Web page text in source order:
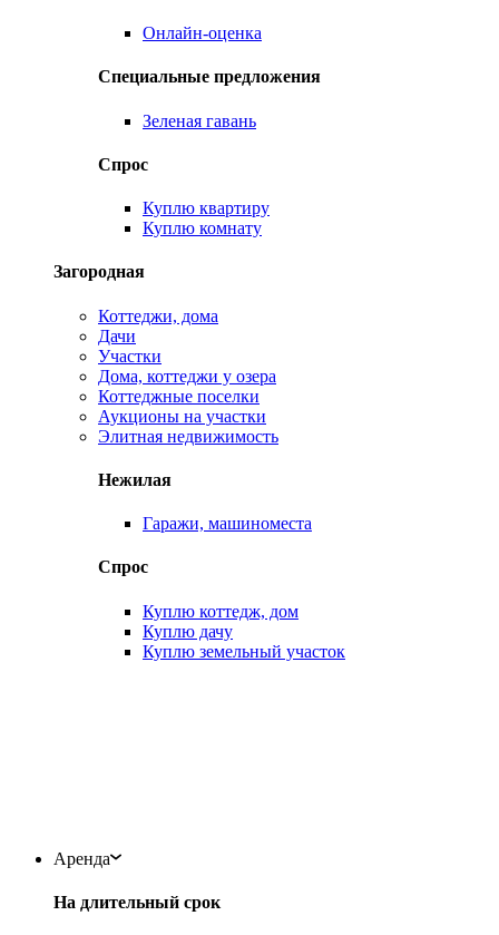
Онлайн-оценка
Специальные предложения
Зеленая гавань
Спрос
Куплю квартиру
Куплю комнату
Загородная
Коттеджи, дома
Дачи
Участки
Дома, коттеджи у озера
Коттеджные поселки
Аукционы на участки
Элитная недвижимость
Нежилая
Гаражи, машиноместа
Спрос
Куплю коттедж, дом
Куплю дачу
Куплю земельный участок
Аренда
На длительный срок